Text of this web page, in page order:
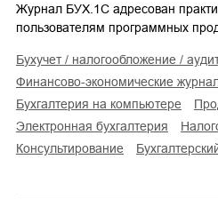
Журнал БУХ.1С адресован
пользователям программных
бухучет / налогообложение /
финансово-экономические
бухгалтерия на компьютере
электронная бухгалтерия
консультирование